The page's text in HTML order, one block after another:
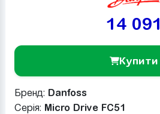
14 091
Купити
Бренд: Danfoss
Серія: Micro Drive FC51